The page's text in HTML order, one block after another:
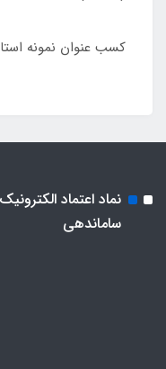
کسب عنوان نمونه
نماد اعتماد
ساماندهی